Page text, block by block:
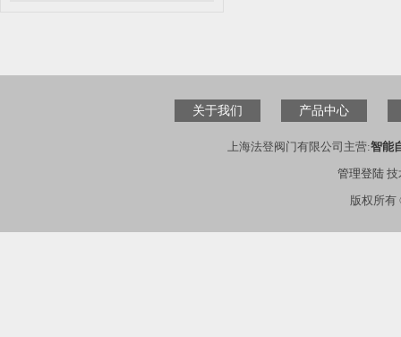
关于我们 产品中心
上海法登阀门有限公司主营:智能
管理登陆技
版权所